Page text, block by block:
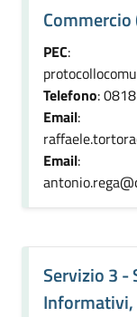
Commercio
PEC:
Telefono:
Email:
Email:
Servizio 3 -